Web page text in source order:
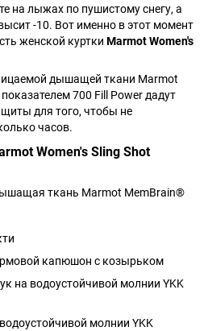
на лыжах по пушистому снегу, а
-10. Вот именно в этот момент
женской куртки Marmot Women's
дышащей ткани Marmot
700 Fill Power дадут
для того, чтобы не
часов.
Women's Sling Shot
ткань Marmot MemBrain®
капюшон с козырьком
на водоустойчивой молнии YKK
молнии YKK